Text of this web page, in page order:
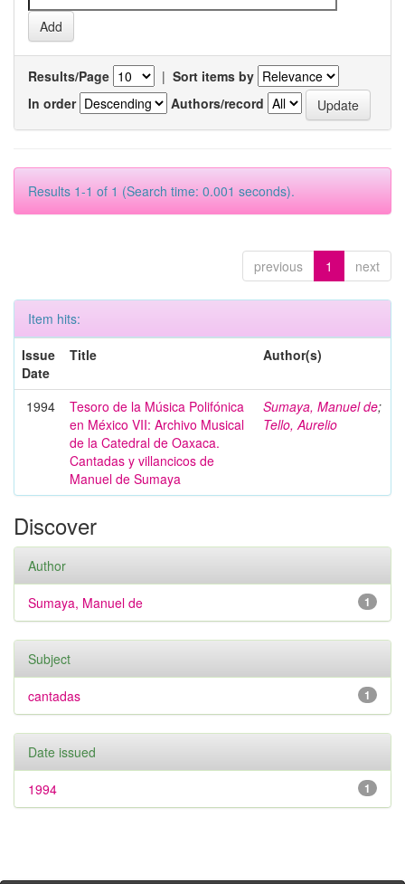
Results/Page | Sort items by
In order
Authors/record
Results 1-1 of 1 (Search time: 0.001 seconds).
previous 1 next
Item hits:
Issue
Date
Title Author(s)
1994
Tesoro de la Música Polifónica
en México VII: Archivo Musical
de la Catedral de Oaxaca.
Cantadas y villancicos de
Manuel de Sumaya
Sumaya, Manuel de;
Tello, Aurelio
Discover
Author
1
Sumaya, Manuel de
Subject
1
cantadas
Date issued
1
1994